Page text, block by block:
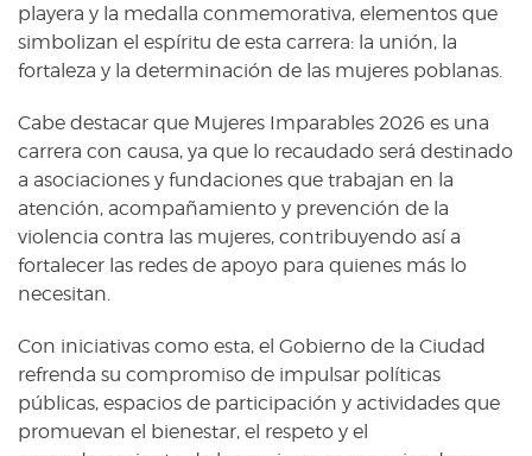
playera y la medalla conmemorativa, elementos que
simbolizan el espíritu de esta carrera: la unión, la
fortaleza y la determinación de las mujeres poblanas.
Cabe destacar que Mujeres Imparables 2026 es una
carrera con causa, ya que lo recaudado será destinado
a asociaciones y fundaciones que trabajan en la
atención, acompañamiento y prevención de la
violencia contra las mujeres, contribuyendo así a
fortalecer las redes de apoyo para quienes más lo
necesitan.
Con iniciativas como esta, el Gobierno de la Ciudad
refrenda su compromiso de impulsar políticas
públicas, espacios de participación y actividades que
promuevan el bienestar, el respeto y el